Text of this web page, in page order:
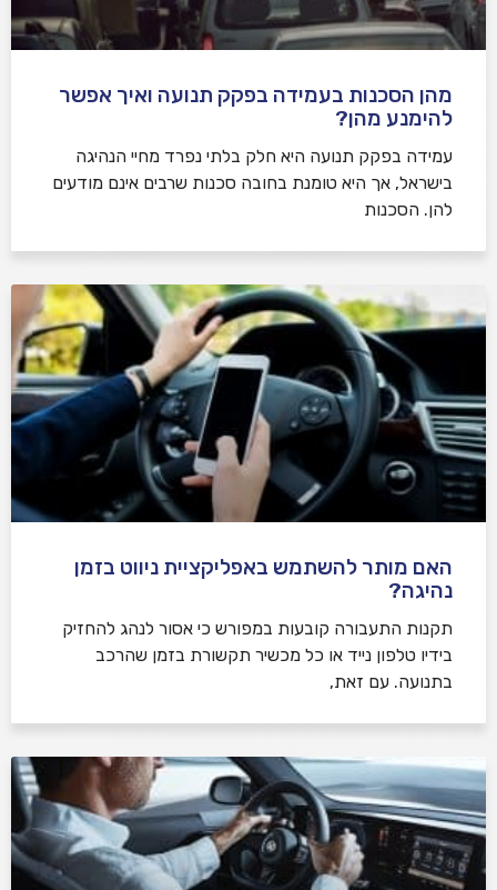
מהן הסכנות בעמידה בפקק תנועה ואיך אפשר
להימנע מהן?
עמידה בפקק תנועה היא חלק בלתי נפרד מחיי הנהיגה
בישראל, אך היא טומנת בחובה סכנות שרבים אינם מודעים
להן. הסכנות
האם מותר להשתמש באפליקציית ניווט בזמן
נהיגה?
תקנות התעבורה קובעות במפורש כי אסור לנהג להחזיק
בידיו טלפון נייד או כל מכשיר תקשורת בזמן שהרכב
בתנועה. עם זאת,